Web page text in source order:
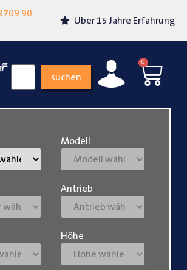
90
in
Über 15 Jahre Erfahrung
suchen
0
Modell
Antrieb
Höhe